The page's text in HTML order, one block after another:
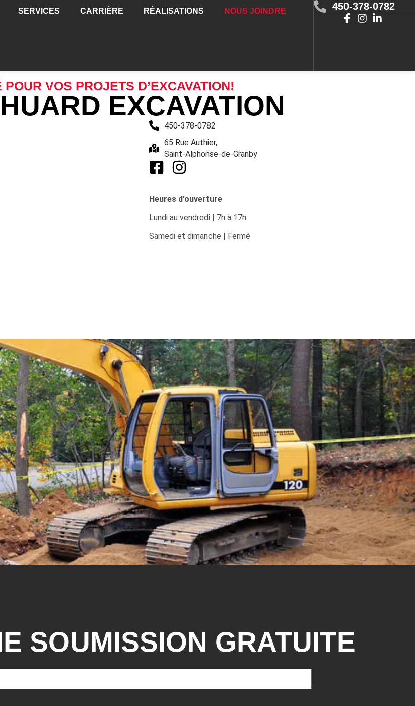
SERVICES CARRIÈRE RÉALISATIONS NOUS JOINDRE 450-378-0782
VOS PROJETS D’EXCAVATION!
EXCAVATION
450-378-0782
65 Rue Authier,
Saint-Alphonse-de-Granby
Heures d’ouverture
Lundi au vendredi | 7h à 17h
Samedi et dimanche | Fermé
SOUMISSION GRATUITE